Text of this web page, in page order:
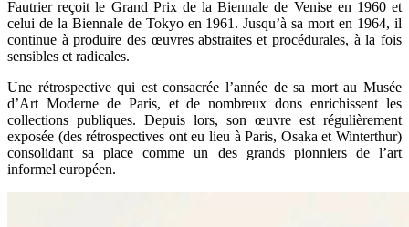
Fautrier reçoit le Grand Prix de la Biennale de Venise en 1960 et
celui de la Biennale de Tokyo en 1961. Jusqu’à sa mort en 1964, il
continue à produire des œuvres abstraites et procédurales, à la fois
sensibles et radicales.
Une rétrospective qui est consacrée l’année de sa mort au Musée
d’Art Moderne de Paris, et de nombreux dons enrichissent les
collections publiques. Depuis lors, son œuvre est régulièrement
exposée (des rétrospectives ont eu lieu à Paris, Osaka et Winterthur)
consolidant sa place comme un des grands pionniers de l’art
informel européen.